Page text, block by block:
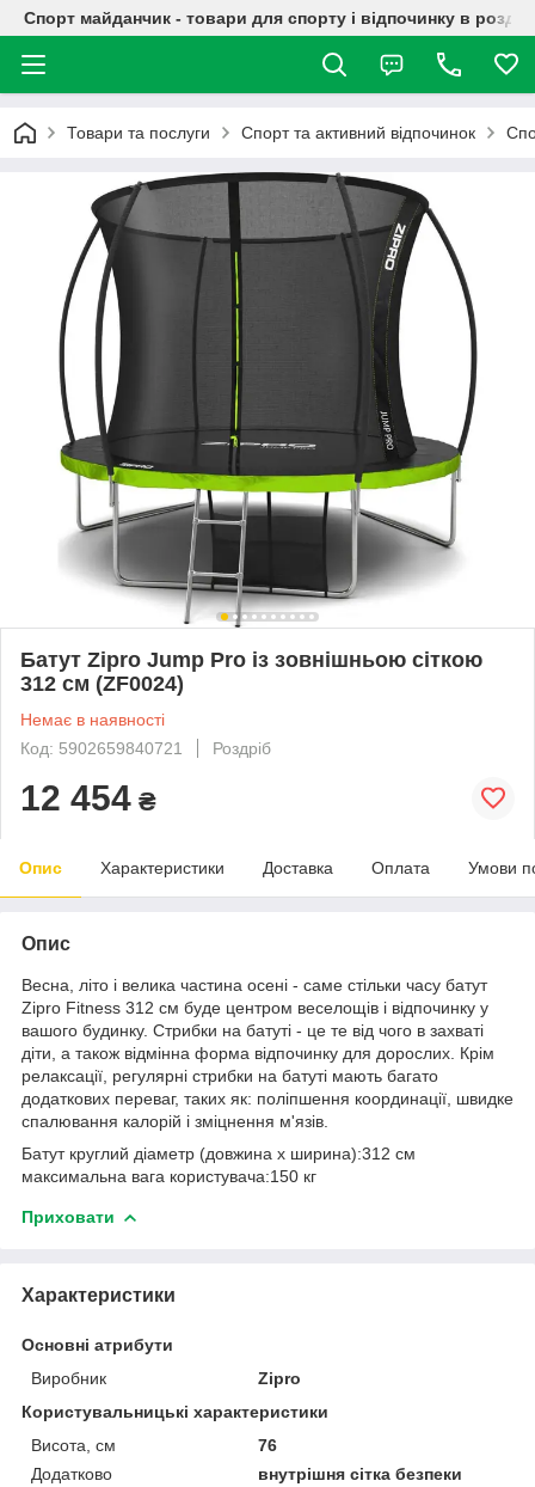
Спорт майданчик - товари для спорту і відпочинку в
Товари та послуги Спорт та активний відпочинок
Батут Zipro Jump Pro із зовнішньою сіткою
312 см (ZF0024)
Немає в наявності
Код: 5902659840721
Роздріб
12 454 ₴
Опис Характеристики Доставка Оплата Умови
Опис
Весна, літо і велика частина осені - саме стільки часу батут
Zipro Fitness 312 см буде центром веселощів і відпочинку у
вашого будинку. Стрибки на батуті - це те від чого в захваті
діти, а також відмінна форма відпочинку для дорослих. Крім
релаксації, регулярні стрибки на батуті мають багато
додаткових переваг, таких як: поліпшення координації, швидке
спалювання калорій і зміцнення м'язів.
Батут круглий діаметр (довжина x ширина):312 см
максимальна вага користувача:150 кг
Приховати
Характеристики
Основні атрибути
Виробник
Zipro
Користувальницькі характеристики
Висота, см
76
Додатково
внутрішня сітка безпеки